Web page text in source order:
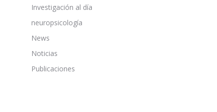
Investigación al día
neuropsicología
News
Noticias
Publicaciones